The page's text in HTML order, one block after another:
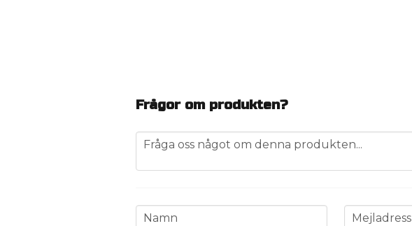
Frågor om produkten?
question
Fråga oss något om denna produkten...
name
Namn email
Mejladress